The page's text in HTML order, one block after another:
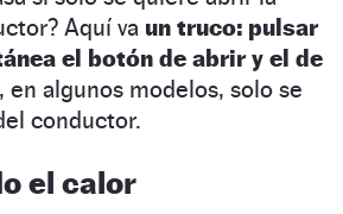
Aquí va un truco: pulsar
el botón de abrir y el de
en algunos modelos, solo se
conductor.
el calor